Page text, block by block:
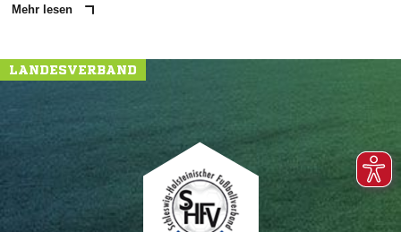
Mehr lesen
LANDESVERBAND